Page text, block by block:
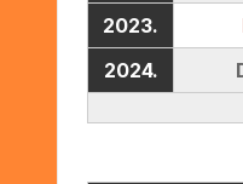
2023.
2024.